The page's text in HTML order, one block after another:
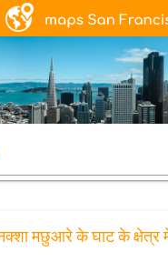
मछुआरे के घाट के क्षेत्र